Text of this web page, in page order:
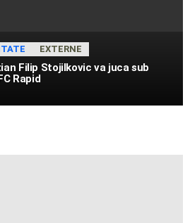
EXTERNE
Filip Stojilkovic va juca sub
Rapid